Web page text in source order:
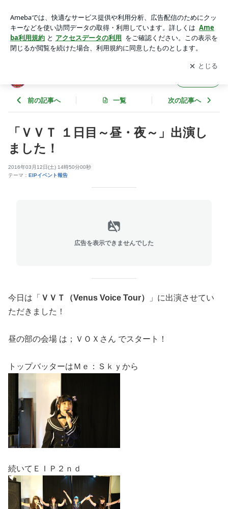
アプリをダウンロードして ブログの更新通知
を受け取りまし
ょう。
開く
前の記事へ 一覧 次の記事へ
「ＶＶＴ １日目～昼・夜～」出演し
ました！
2016年03月12日(土) 14時50分00秒
テーマ： EIPイベント報告
広告を表示できませんでした
今日は「 ＶＶＴ（Venus Voice Tour）
」に出演させてい
ただきました！
昼の部の会場 は；ＶＯＸさん でスタート！
トップバッターはＭｅ：Ｓｋｙから
続いてＥＩＰ２ｎｄ